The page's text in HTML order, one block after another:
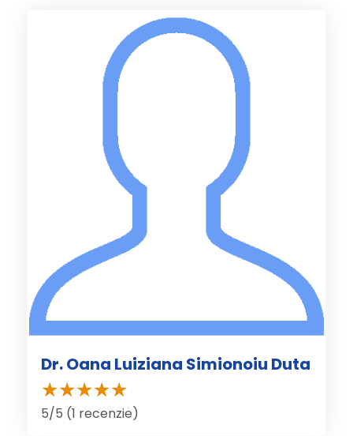
Dr. Oana Luiziana Simionoiu Duta
5/5 (1 recenzie)